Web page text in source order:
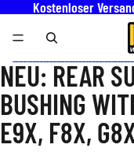
Kostenloser
Zu
BILD
IM
VOLLBILDMODUS
ÖFFNEN
BILD
IM
VOLLBILDMODUS
ÖFFNEN
BILD
IM
VOLLBILDMODUS
ÖFFNEN
NEU: REAR
BUSHING
E9X, F8X,